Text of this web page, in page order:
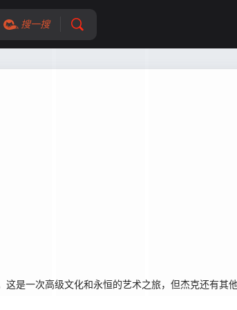
搜一搜
一次高级文化和永恒的艺术之旅，但杰克还有其